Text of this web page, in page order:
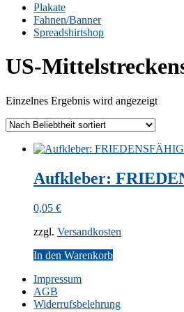
Plakate
Fahnen/Banner
Spreadshirtshop
US-
Einzelnes Ergebnis wird angezeigt
Aufkleber:
0,05 €
zzgl. Versandkosten
In den Warenkorb
Impressum
AGB
Widerrufsbelehrung